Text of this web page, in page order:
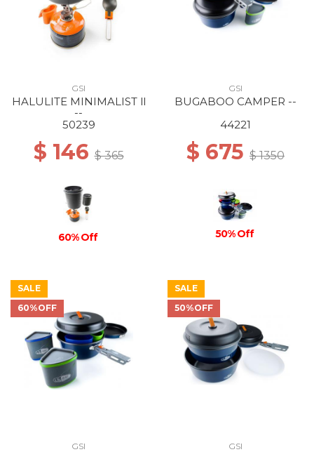
GSI
HALULITE MINIMALIST ll
--
50239
$ 146$ 365
60% Off
GSI
BUGABOO CAMPER --
44221
$ 675 $ 1350
50% Off
SALE
60%OFF
GSI
SALE
50%OFF
GSI